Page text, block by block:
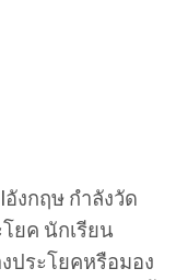
งกฤษ กำลังวัด
ยค นักเรียน
ประโยคหรือมอง